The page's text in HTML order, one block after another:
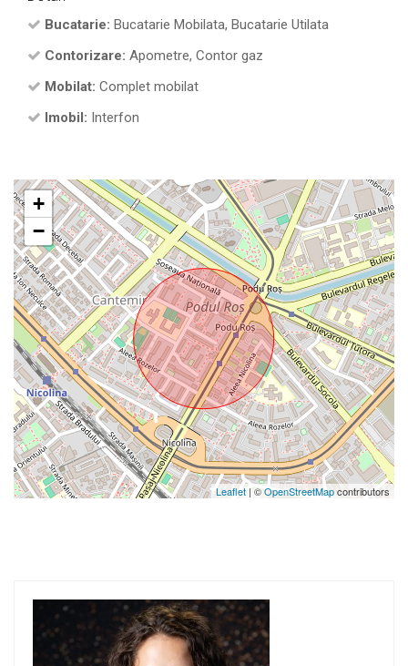
Bucatarie: Bucatarie Mobilata, Bucatarie Utilata
Contorizare: Apometre, Contor gaz
Mobilat: Complet mobilat
Imobil: Interfon
+
−
Leaflet| ©OpenStreetMapcontributors